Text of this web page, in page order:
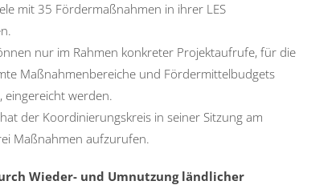
mit 35 Fördermaßnahmen in ihrer LES
nur im Rahmen konkreter Projektaufrufe, für die
Maßnahmenbereiche und Fördermittelbudgets
eingereicht werden.
der Koordinierungskreis in seiner Sitzung am
Maßnahmen aufzurufen.
Wieder- und Umnutzung ländlicher